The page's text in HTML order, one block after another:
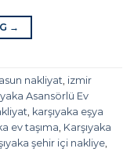
→
nakliyat, izmir
Asansörlü Ev
, karşıyaka eşya
ev taşıma, Karşıyaka
şehir içi nakliye,